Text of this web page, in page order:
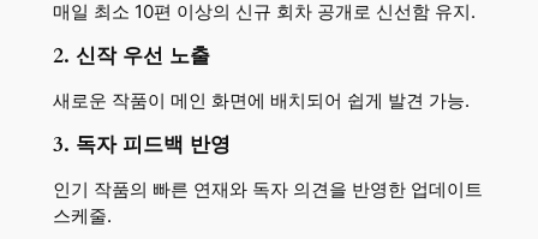
매일 최소 10편 이상의 신규 회차 공개로 신선함 유지.
2. 신작 우선 노출
새로운 작품이 메인 화면에 배치되어 쉽게 발견 가능.
3. 독자 피드백 반영
인기 작품의 빠른 연재와 독자 의견을 반영한 업데이트
스케줄.